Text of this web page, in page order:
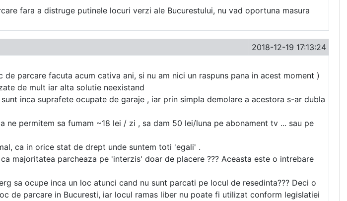
fara a distruge putinele locuri verzi ale Bucurestului, nu vad oportuna masura
2018-12-19 17:13:24
parcare facuta acum cativa ani, si nu am nici un raspuns pana in acest moment )
de mult iar alta solutie neexistand
inca suprafete ocupate de garaje , iar prin simpla demolare a acestora s-ar dubla
permitem sa fumam ~18 lei / zi , sa dam 50 lei/luna pe abonament tv ... sau pe
ca in orice stat de drept unde suntem toti 'egali' .
majoritatea parcheaza pe 'interzis' doar de placere ??? Aceasta este o intrebare
sa ocupe inca un loc atunci cand nu sunt parcati pe locul de resedinta??? Deci o
de parcare in Bucuresti, iar locul ramas liber nu poate fi utilizat conform legislatiei